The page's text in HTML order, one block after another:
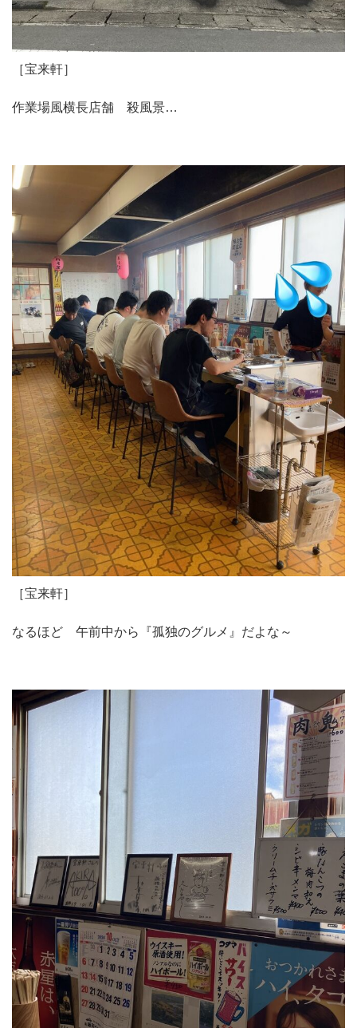
［宝来軒］
作業場風横長店舗 殺風景…
［宝来軒］
なるほど 午前中から『孤独のグルメ』だよな～